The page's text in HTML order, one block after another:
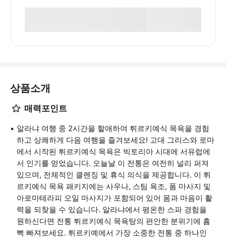
상품소개
매력포인트
알라냐 여행 중 2시간을 할애하여 튀르키예식 목욕을 경험
하고 상쾌하게 다음 여행을 즐겨보세요! 고대 그리스와 로마
에서 시작된 튀르키예식 목욕은 빅토리아 시대에 서유럽에
서 인기를 얻었습니다. 오늘날 이 전통은 여전히 널리 퍼져
있으며, 전체적인 클렌징 및 휴식 의식을 제공합니다. 이 튀
르키예식 목욕 패키지에는 사우나, 스팀 욕조, 폼 마사지 및
아로마테라피 오일 마사지가 포함되어 있어 몸과 마음이 활
력을 되찾을 수 있습니다. 알라냐에서 평온한 스파 경험을
원하신다면 전통 튀르키예식 목욕탕의 편안한 분위기에 흠
뻑 빠져보세요. 튀르키예에서 가장 소중한 전통 중 하나인